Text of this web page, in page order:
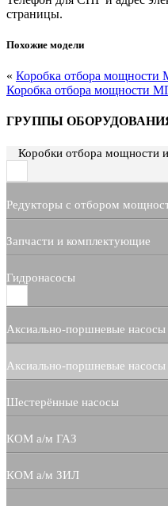
страницы.
Похожие модели
« Коробка отбора мощности
Коробка отбора мощности
ГРУППЫ
Коробки отбора мощности
Редукторы с отбором
Запчасти и комплектующие
Гидронасосы
Аксиально-поршневые
Аксиально-поршневые
Шестерённые насосы
КОМ а/м ГАЗ
КОМ а/м ЗИЛ